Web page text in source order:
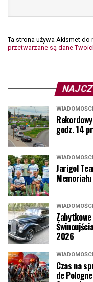
Ta strona używa Akismet do
przetwarzane są dane
WIADOMOŚCI
godz. 14
WIADOMOŚCI
Jarigol
WIADOMOŚCI
2026
WIADOMOŚCI
Czas na
de